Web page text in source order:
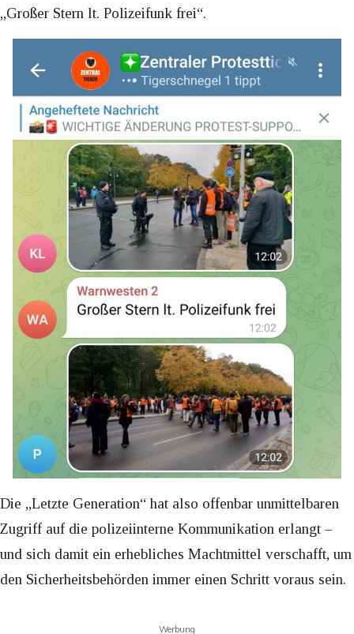
„Großer Stern lt. Polizeifunk frei“.
Die „Letzte Generation“ hat also offenbar unmittelbaren
Zugriff auf die polizeiinterne Kommunikation erlangt –
und sich damit ein erhebliches Machtmittel verschafft, um
den Sicherheitsbehörden immer einen Schritt voraus sein.
Werbung